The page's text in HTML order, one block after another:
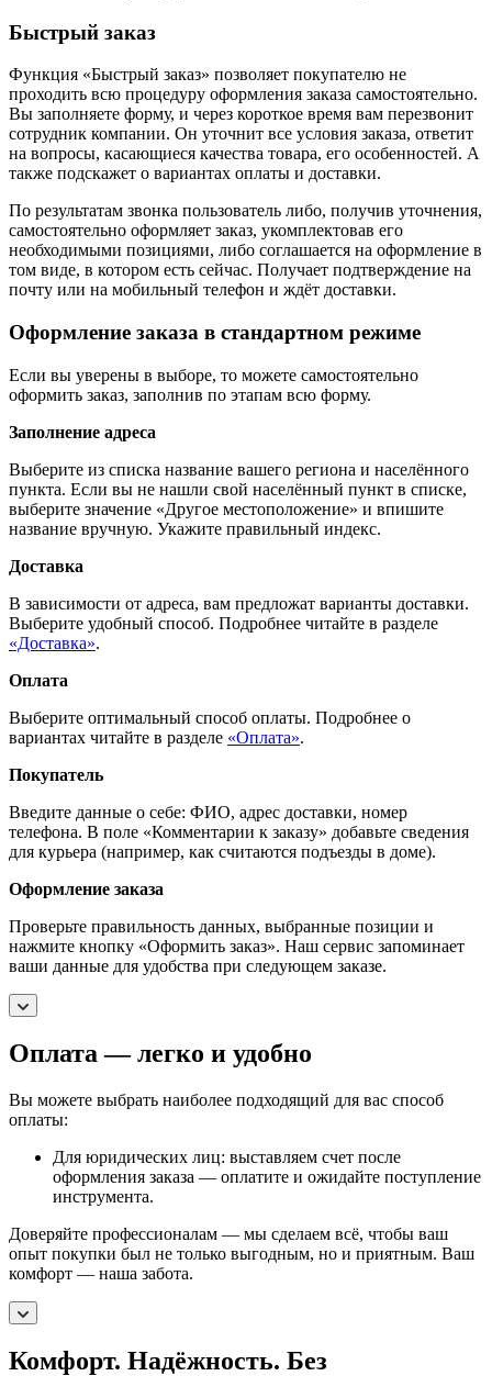
Быстрый заказ
Функция «Быстрый заказ» позволяет покупателю не
проходить всю процедуру оформления заказа самостоятельно.
Вы заполняете форму, и через короткое время вам перезвонит
сотрудник компании. Он уточнит все условия заказа, ответит
на вопросы, касающиеся качества товара, его особенностей. А
также подскажет о вариантах оплаты и доставки.
По результатам звонка пользователь либо, получив уточнения,
самостоятельно оформляет заказ, укомплектовав его
необходимыми позициями, либо соглашается на оформление в
том виде, в котором есть сейчас. Получает подтверждение на
почту или на мобильный телефон и ждёт доставки.
Оформление заказа в стандартном режиме
Если вы уверены в выборе, то можете самостоятельно
оформить заказ, заполнив по этапам всю форму.
Заполнение адреса
Выберите из списка название вашего региона и населённого
пункта. Если вы не нашли свой населённый пункт в списке,
выберите значение «Другое местоположение» и впишите
название вручную. Укажите правильный индекс.
Доставка
В зависимости от адреса, вам предложат варианты доставки.
Выберите удобный способ. Подробнее читайте в разделе
«Доставка».
Оплата
Выберите оптимальный способ оплаты. Подробнее о
вариантах читайте в разделе «Оплата».
Покупатель
Введите данные о себе: ФИО, адрес доставки, номер
телефона. В поле «Комментарии к заказу» добавьте сведения
для курьера (например, как считаются подъезды в доме).
Оформление заказа
Проверьте правильность данных, выбранные позиции и
нажмите кнопку «Оформить заказ». Наш сервис запоминает
ваши данные для удобства при следующем заказе.
Оплата — легко и удобно
Вы можете выбрать наиболее подходящий для вас способ
оплаты:
Для юридических лиц: выставляем счет после
оформления заказа — оплатите и ожидайте поступление
инструмента.
Доверяйте профессионалам — мы сделаем всё, чтобы ваш
опыт покупки был не только выгодным, но и приятным. Ваш
комфорт — наша забота.
Комфорт. Надёжность. Без